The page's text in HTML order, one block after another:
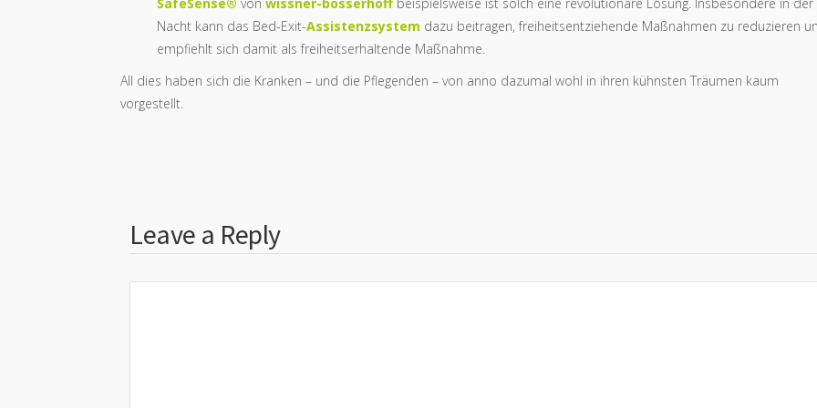
Nacht kann das Bed-Exit-Assistenzsystem dazu beitragen, freiheitsentziehende Maßnahmen zu reduzieren
empfiehlt sich damit als freiheitserhaltende Maßnahme.
All dies haben sich die Kranken – und die Pflegenden – von anno dazumal wohl in ihren kühnsten Träumen kaum
vorgestellt.
Leave a Reply